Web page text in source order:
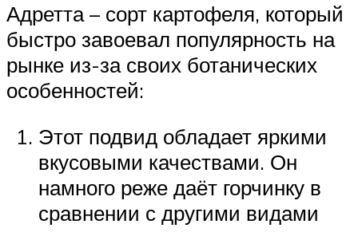
Адретта – сорт картофеля, который
быстро завоевал популярность на
рынке из-за своих ботанических
особенностей:
Этот подвид обладает яркими
вкусовыми качествами. Он
намного реже даёт горчинку в
сравнении с другими видами